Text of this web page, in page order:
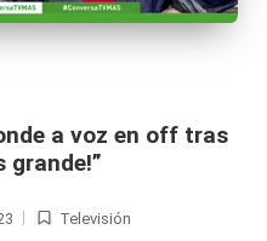
a voz en off tras
grande!”
Publicada
Televisión